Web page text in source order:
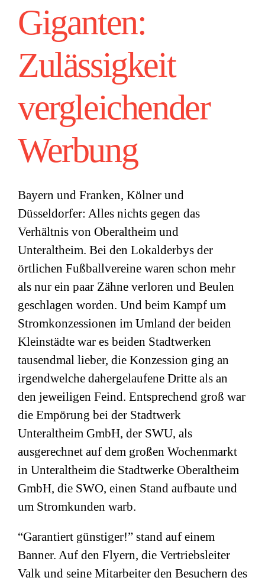
Giganten:
Zulässigkeit
vergleichender
Werbung
Bayern und Franken, Kölner und
Düsseldorfer: Alles nichts gegen das
Verhältnis von Oberaltheim und
Unteraltheim. Bei den Lokalderbys der
örtlichen Fußballvereine waren schon mehr
als nur ein paar Zähne verloren und Beulen
geschlagen worden. Und beim Kampf um
Stromkonzessionen im Umland der beiden
Kleinstädte war es beiden Stadtwerken
tausendmal lieber, die Konzession ging an
irgendwelche dahergelaufene Dritte als an
den jeweiligen Feind. Entsprechend groß war
die Empörung bei der Stadtwerk
Unteraltheim GmbH, der SWU, als
ausgerechnet auf dem großen Wochenmarkt
in Unteraltheim die Stadtwerke Oberaltheim
GmbH, die SWO, einen Stand aufbaute und
um Stromkunden warb.
“Garantiert günstiger!” stand auf einem
Banner. Auf den Flyern, die Vertriebsleiter
Valk und seine Mitarbeiter den Besuchern des